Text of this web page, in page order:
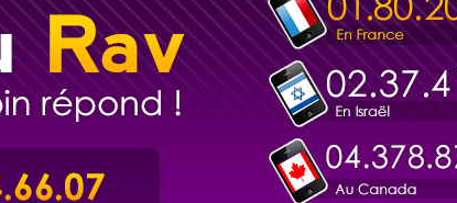
pauvres d'Israel
et le Birkat Hamazone à travers le temps